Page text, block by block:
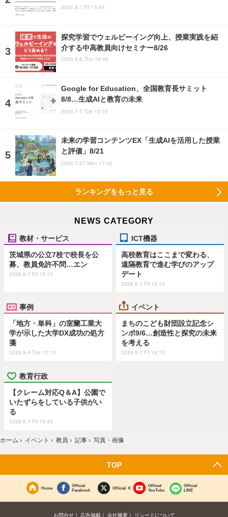
2026.8.7 Fri 13:45
探究学習でウェルビーイング向上、授業実践を紹
介する中高教員向けセミナー8/26
2026.8.6 Thu 18:45
Google for Education、全国教育長サミット
8/8…生成AIと教育の未来
2026.7.7 Tue 13:15
未来の学習コンテンツEX「生成AIを活用した授業
と評価」8/21
2026.7.27 Mon 17:45
ランキングをもっと見る
NEWS CATEGORY
教材・サービス
茨城県の公立7校で校長を公
募、教員免許不問…エン
2026.8.7 Fri 19:15
ICT機器
高校教育はここまで変わる、
遠隔教育で進む学びのアップ
デート
2026.8.7 Fri 15:15
事例
「地方・単科」の室蘭工業大
学が示した大学DX成功の処方
箋
2026.8.4 Tue 12:15
イベント
まちのこども財団設立記念シ
ンポ9/6…創造性と探究の未来
を考える
2026.8.7 Fri 16:15
教育行政
【クレーム対応Q＆A】公園で
いたずらをしている子供がい
る
2026.8.7 Fri 19:45
ホーム › イベント › 教員 › 記事 › 写真・画像
TOP
Home
Official
Facebook
Official X
Official
YouTube
Official
LINE
お問合せ 広告掲載 会社概要 リシードについて